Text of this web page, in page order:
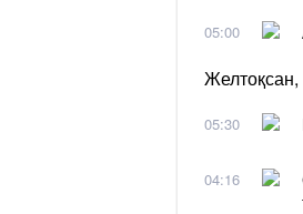
05:00
Желтоқсан,
05:30
04:16